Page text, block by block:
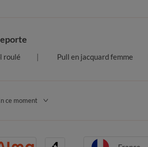
roulé Pull en jacquard femme
ce moment